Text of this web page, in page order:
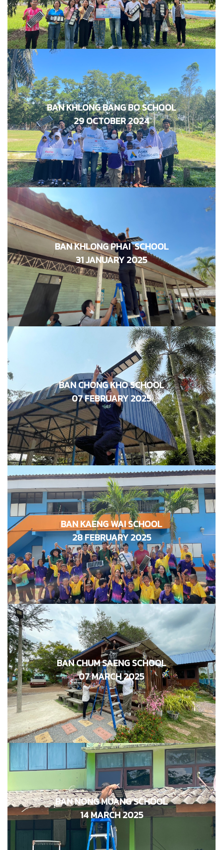
BAN KHLONG BANG BO SCHOOL
29 OCTOBER 2024
โรงเรียนบ้านคลองบางบ่อ
29 ตุลาคม 2567
BAN KHLONG PHAI SCHOOL
31 JANUARY 2025
โรงเรียนบ้านคลองไผ่
31 มกราคม 2568
BAN CHONG KHO SCHOOL
07 FEBRUARY 2025
โรงเรียนบ้านชงโค
07 กุมภาพันธ์ 2568
BAN KAENG WAI SCHOOL
28 FEBRUARY 2025
โรงเรียนบ้านแก่งหวาย
28 กุมภาพันธ์ 2568
BAN CHUM SAENG SCHOOL
07 MARCH 2025
โรงเรียนบ้านชุมแสง
07 มีนาคม 2568
ฺฺBAN NONG MUANG SCHOOL
14 MARCH 2025
โรงเรียนบ้านหนองม่วง
14 มีนาคม 2568